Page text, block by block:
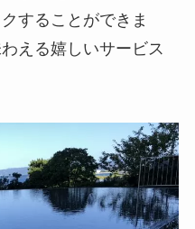
することができま
える嬉しいサービス